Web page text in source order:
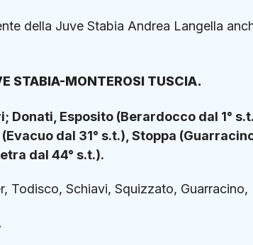
della Juve Stabia Andrea Langella
STABIA-MONTEROSI TUSCIA.
Donati, Esposito (Berardocco dal 1°
dal 31° s.t.), Stoppa
dal 44° s.t.).
Todisco, Schiavi, Squizzato, Guarracino,